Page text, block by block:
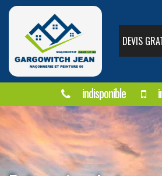
DEVIS
indisponible